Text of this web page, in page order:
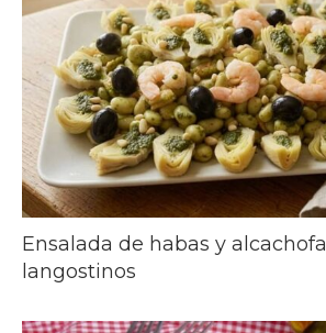
Ensalada de habas y
langostinos